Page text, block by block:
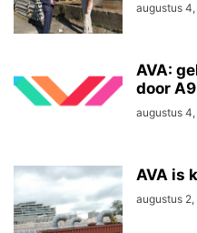
augustus
AVA:
door A9
augustus
AVA is
augustus